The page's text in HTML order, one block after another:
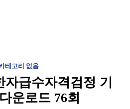
테고리 없음
급수자격검정 기
운로드 76회